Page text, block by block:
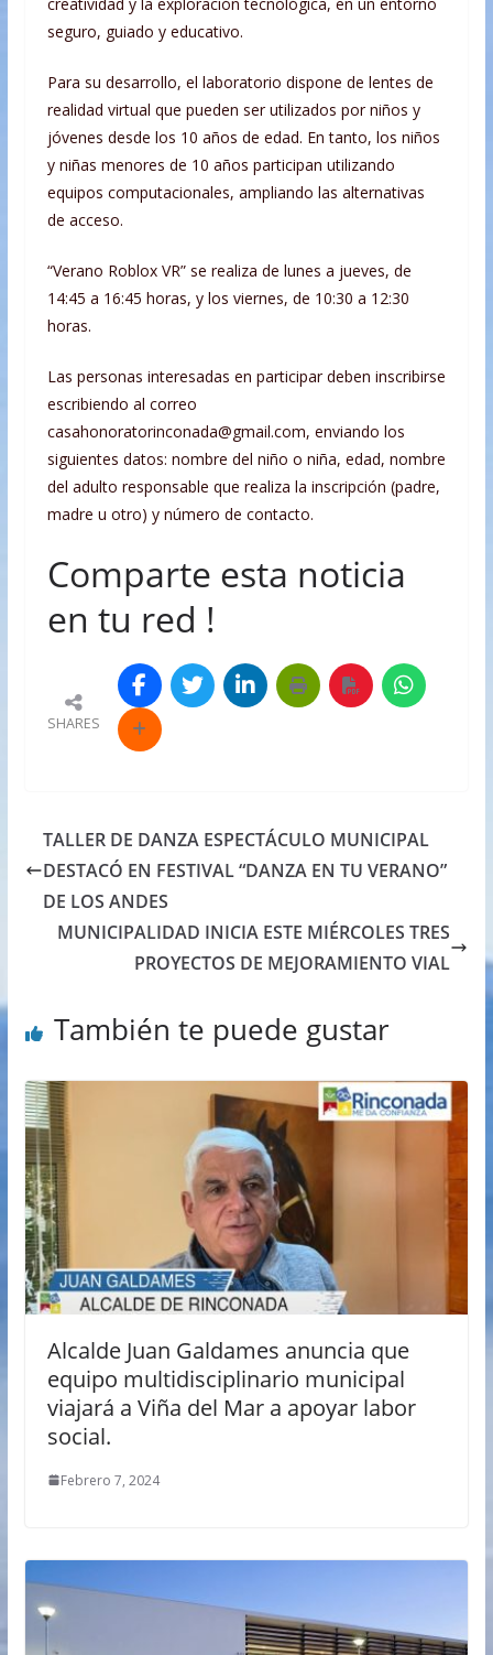
seguro, guiado y educativo.
Para su desarrollo, el laboratorio dispone de lentes de
realidad virtual que pueden ser utilizados por niños y
jóvenes desde los 10 años de edad. En tanto, los niños
y niñas menores de 10 años participan utilizando
equipos computacionales, ampliando las alternativas
de acceso.
“Verano Roblox VR” se realiza de lunes a jueves, de
14:45 a 16:45 horas, y los viernes, de 10:30 a 12:30
horas.
Las personas interesadas en participar deben inscribirse
escribiendo al correo
casahonoratorinconada@gmail.com, enviando los
siguientes datos: nombre del niño o niña, edad, nombre
del adulto responsable que realiza la inscripción (padre,
madre u otro) y número de contacto.
Comparte esta noticia
en tu red !
SHARES
TALLER DE DANZA ESPECTÁCULO MUNICIPAL
DESTACÓ EN FESTIVAL “DANZA EN TU VERANO”
DE LOS ANDES
MUNICIPALIDAD INICIA ESTE MIÉRCOLES TRES
PROYECTOS DE MEJORAMIENTO VIAL
También te puede gustar
Alcalde Juan Galdames anuncia que
equipo multidisciplinario municipal
viajará a Viña del Mar a apoyar labor
social.
Febrero 7, 2024